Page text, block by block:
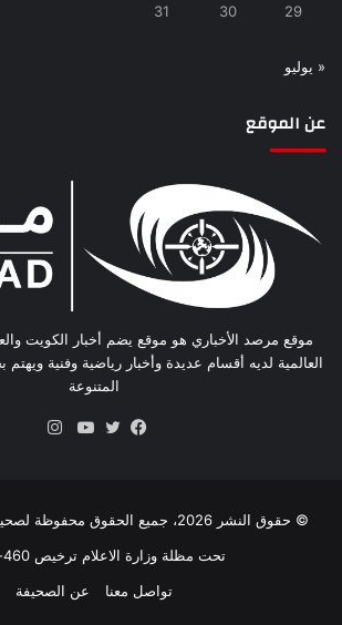
29
30
31
« يوليو
عن الموقع
موقع مرصد الأخباري هو موقع يضم أخبار الكويت
العالمية لديه أقسام عديدة وأخبار رياضية وفنية
المتنوعة
© حقوق النشر 2026، جميع الحقوق محفوظة لصحيفة مرصد الإلكترونية
تحت مظلة وزارة الاعلام ترخيص 460-2021
تواصل معنا
عن الصحيفة